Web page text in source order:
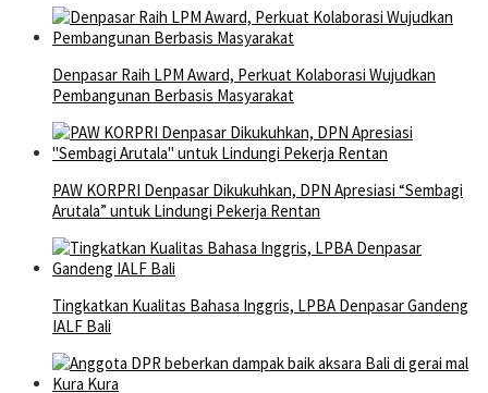
Denpasar Raih LPM Award, Perkuat Kolaborasi Wujudkan
Pembangunan Berbasis Masyarakat
PAW KORPRI Denpasar Dikukuhkan, DPN Apresiasi “Sembagi
Arutala” untuk Lindungi Pekerja Rentan
Tingkatkan Kualitas Bahasa Inggris, LPBA Denpasar Gandeng
IALF Bali